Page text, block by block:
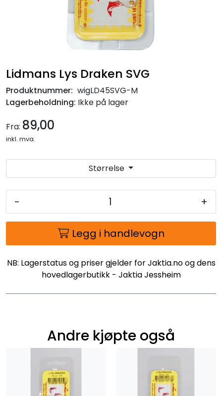
Lidmans Lys Draken SVG
Produktnummer: wigLD45SVG-M
Lagerbeholdning: Ikke på lager
Fra: 89,00
inkl. mva.
Størrelse
- +
Legg i handlevogn
NB: Lagerstatus og priser gjelder for Jaktia.no og dens
hovedlagerbutikk - Jaktia Jessheim
Andre kjøpte også